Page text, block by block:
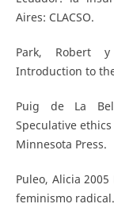
Aires: CLACSO.
Park, Robert y
Introduction to
Puig de La
Speculative
Minnesota Press.
Puleo, Alicia
feminismo